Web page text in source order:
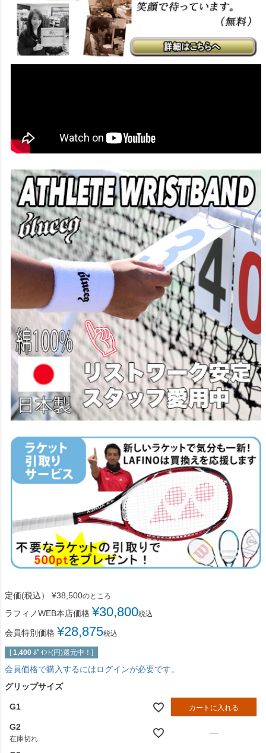
定価(税込） ¥38,500のところ
ラフィノWEB本店価格 ¥30,800税込
会員特別価格 ¥28,875税込
[ 1,400 ﾎﾟｲﾝﾄ(円)還元中！]
会員価格で購入するにはログインが必要です。
グリップサイズ
G1 カートに入れる
G2
在庫切れ
—